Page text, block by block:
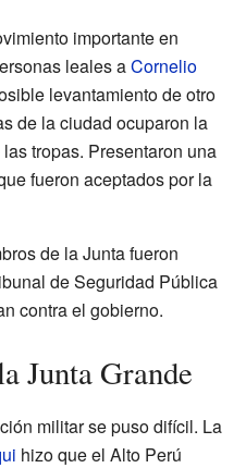
importante en
leales aCornelio
levantamiento de otro
de la ciudad ocuparon la
tropas. Presentaron una
fueron aceptados por la
de la Junta fueron
de Seguridad Pública
contra el gobierno.
Junta Grande
militar se puso difícil. La
hizo que el Alto Perú